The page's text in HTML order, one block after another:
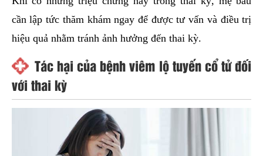
cần lập tức thăm khám ngay để được tư vấn và điều trị
hiệu quả nhằm tránh ảnh hưởng đến thai kỳ.
Tác hại của bệnh viêm lộ tuyến cổ tử đối
với thai kỳ